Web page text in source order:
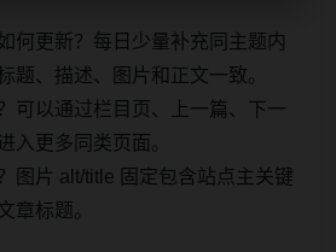
何更新？每日少量补充同主题内
题、描述、图片和正文一致。
可以通过栏目页、上一篇、下一
入更多同类页面。
图片 alt/title 固定包含站点主关键
章标题。